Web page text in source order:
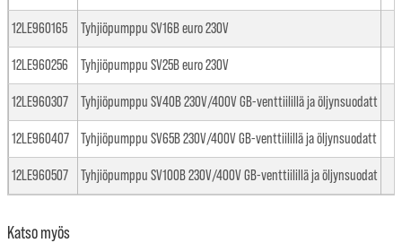
12LE960165 Tyhjiöpumppu SV16B euro 230V
12LE960256 Tyhjiöpumppu SV25B euro 230V
12LE960307 Tyhjiöpumppu SV40B 230V/400V GB-venttiilillä ja öljynsuodatt
12LE960407 Tyhjiöpumppu SV65B 230V/400V GB-venttiilillä ja öljynsuodatt
12LE960507 Tyhjiöpumppu SV100B 230V/400V GB-venttiilillä ja öljynsuodat
Katso myös